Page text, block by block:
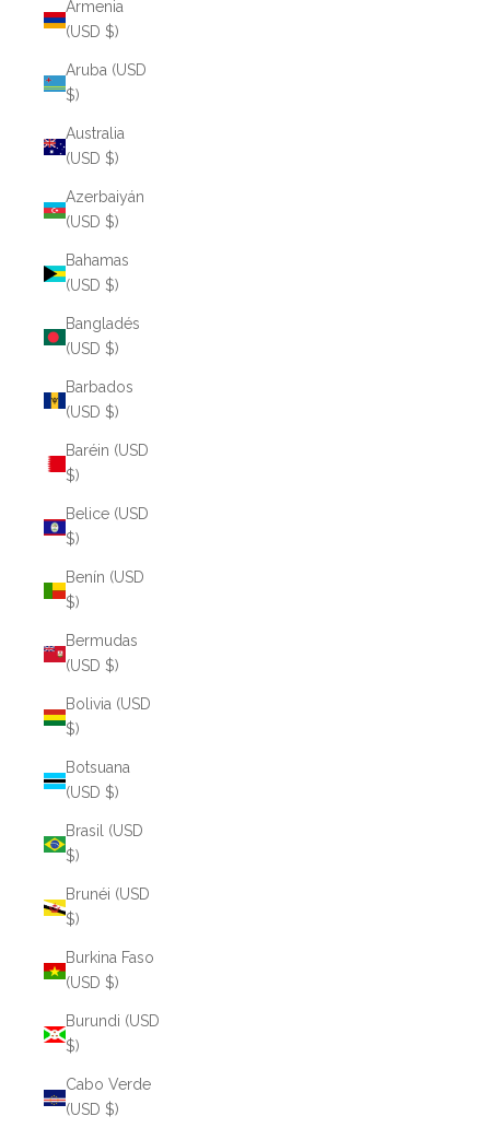
Armenia
(USD $)
Aruba (USD
$)
Australia
(USD $)
Azerbaiyán
(USD $)
Bahamas
(USD $)
Bangladés
(USD $)
Barbados
(USD $)
Baréin (USD
$)
Belice (USD
$)
Benín (USD
$)
Bermudas
(USD $)
Bolivia (USD
$)
Botsuana
(USD $)
Brasil (USD
$)
Brunéi (USD
$)
Burkina Faso
(USD $)
Burundi (USD
$)
Cabo Verde
(USD $)